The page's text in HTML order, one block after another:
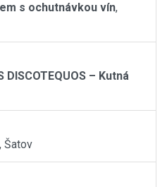
s ochutnávkou vín,
DISCOTEQUOS – Kutná
, Šatov